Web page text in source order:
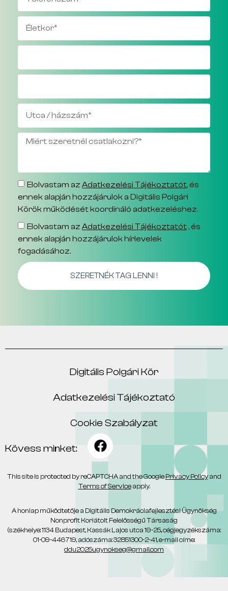
Elolvastam az Adatkezelési Tájékoztatót, és
ennek alapján hozzájárulok a Digitális Polgári
Körök működését koordináló adatkezeléshez.
Elolvastam az Adatkezelési Tájékoztatót, és
ennek alapján hozzájárulok hírlevelek
fogadásához.
SZERETNÉK TAG LENNI !
Digitális Polgári Kör
Adatkezelési Tájékoztató
Cookie Szabályzat
Kövess minket:
This site is protected by reCAPTCHA and the Google Privacy Policyand
Terms of Serviceapply.
A honlap működtetője a Digitális Demokráciafejlesztési Ügynökség
Nonprofit Korlátolt Felelősségű Társaság
(székhelye: 1134 Budapest, Kassák Lajos utca 19-25., cégjegyzékszáma:
01-09-446719, adószáma: 32851300-2-41, e-mail címe:
ddu2025ugynokseg@gmail.com